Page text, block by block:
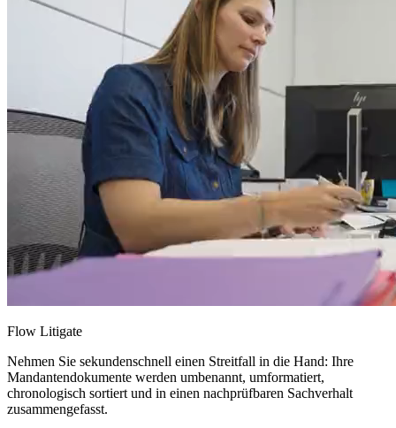
Flow Litigate
Nehmen Sie sekundenschnell einen Streitfall in die Hand: Ihre
Mandantendokumente werden umbenannt, umformatiert,
chronologisch sortiert und in einen nachprüfbaren Sachverhalt
zusammengefasst.